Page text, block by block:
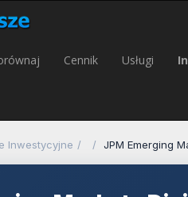
Cennik Usługi
Inwestycyjne JPM Emerging